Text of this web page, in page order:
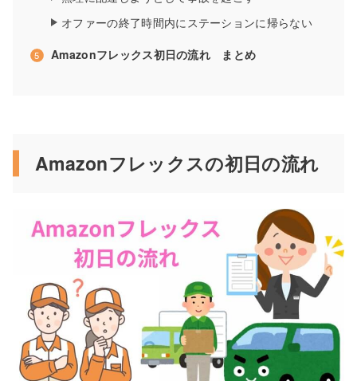
オファーの終了時間内にステーションに帰らない
Amazonフレックス初日の流れ まとめ
Amazonフレックスの初日の流れ